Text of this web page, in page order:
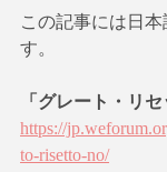
この記事には日
す。
「グレート・リ
https://
to-risetto-no/